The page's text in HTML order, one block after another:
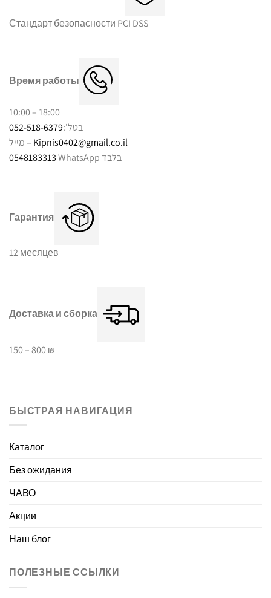
странице
Стандарт безопасности PCI DSS
Время работы
10:00 – 18:00
בטל':052-518-6379
מייל – Kipnis0402@gmail.co.il
0548183313
WhatsApp בלבד
Гарантия
12 месяцев
Доставка и сборка
150 – 800 ₪
БЫСТРАЯ НАВИГАЦИЯ
Каталог
Без ожидания
ЧАВО
Акции
Наш блог
ПОЛЕЗНЫЕ ССЫЛКИ